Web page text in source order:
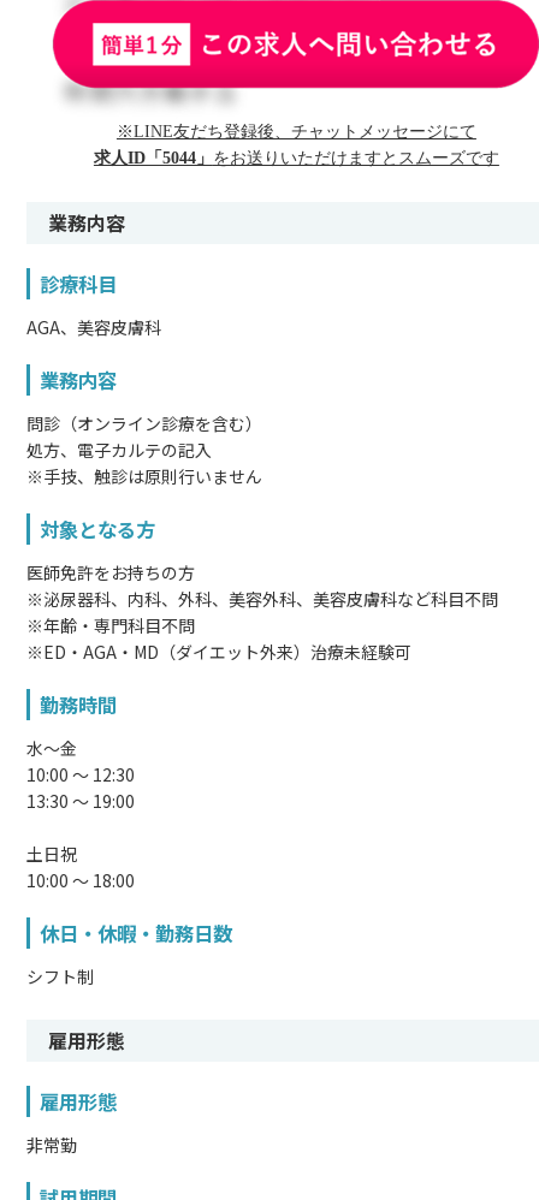
※LINE友だち登録後、チャットメッセージにて
求人ID「5044」 をお送りいただけますとスムーズです
業務内容
診療科目
AGA、美容皮膚科
業務内容
問診（オンライン診療を含む）
処方、電子カルテの記入
※手技、触診は原則行いません
対象となる方
医師免許をお持ちの方
※泌尿器科、内科、外科、美容外科、美容皮膚科など科目不問
※年齢・専門科目不問
※ED・AGA・MD（ダイエット外来）治療未経験可
勤務時間
水〜金
10:00 ～ 12:30
13:30 ～ 19:00
土日祝
10:00 ～ 18:00
休日・休暇・勤務日数
シフト制
雇用形態
雇用形態
非常勤